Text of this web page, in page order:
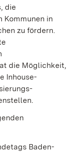
die
Kommunen in
zu fördern.
die Möglichkeit,
Inhouse-
Baden-